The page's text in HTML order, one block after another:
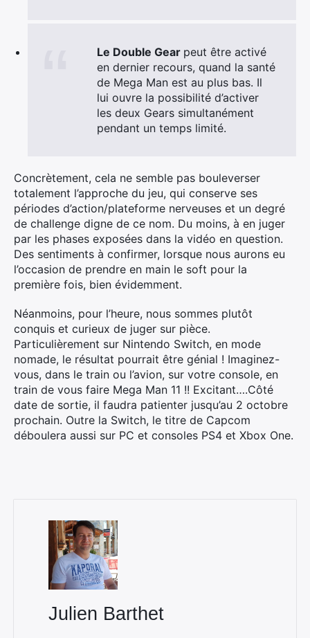
Le Double Gear peut être activé
en dernier recours, quand la santé
de Mega Man est au plus bas. Il
lui ouvre la possibilité d’activer
les deux Gears simultanément
pendant un temps limité.
Concrètement, cela ne semble pas bouleverser
totalement l’approche du jeu, qui conserve ses
périodes d’action/plateforme nerveuses et un degré
de challenge digne de ce nom. Du moins, à en juger
par les phases exposées dans la vidéo en question.
Des sentiments à confirmer, lorsque nous aurons eu
l’occasion de prendre en main le soft pour la
première fois, bien évidemment.
Néanmoins, pour l’heure, nous sommes plutôt
conquis et curieux de juger sur pièce.
Particulièrement sur Nintendo Switch, en mode
nomade, le résultat pourrait être génial ! Imaginez-
vous, dans le train ou l’avion, sur votre console, en
train de vous faire Mega Man 11 !! Excitant….Côté
date de sortie, il faudra patienter jusqu’au 2 octobre
prochain. Outre la Switch, le titre de Capcom
déboulera aussi sur PC et consoles PS4 et Xbox One.
Julien Barthet
Rechercher
: